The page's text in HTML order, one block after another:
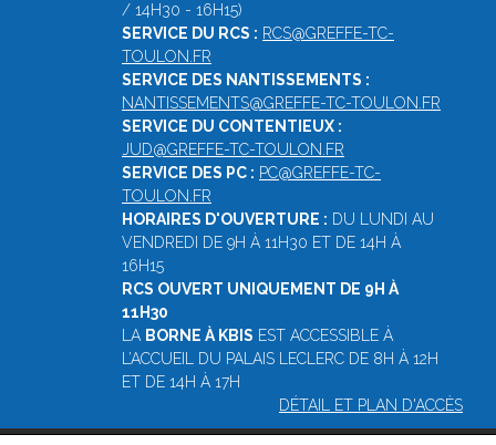
/ 14H30 - 16H15)
SERVICE DU RCS : RCS@GREFFE-TC-
TOULON.FR
SERVICE DES NANTISSEMENTS :
NANTISSEMENTS@GREFFE-TC-TOULON.FR
SERVICE DU CONTENTIEUX :
JUD@GREFFE-TC-TOULON.FR
SERVICE DES PC : PC@GREFFE-TC-
TOULON.FR
HORAIRES D'OUVERTURE : DU LUNDI AU
VENDREDI DE 9H À 11H30 ET DE 14H À
16H15
RCS OUVERT UNIQUEMENT DE 9H À
11H30
LA BORNE À KBIS EST ACCESSIBLE À
L’ACCUEIL DU PALAIS LECLERC DE 8H À 12H
ET DE 14H À 17H
DÉTAIL ET PLAN D'ACCÈS